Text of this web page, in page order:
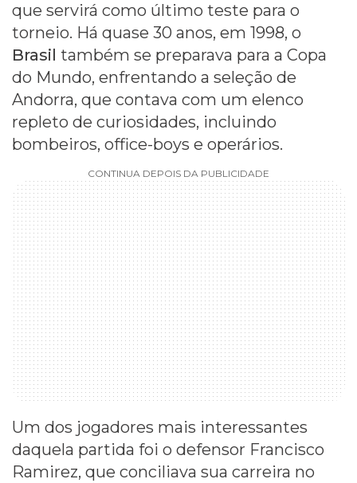
que servirá como último teste para o
torneio. Há quase 30 anos, em 1998, o
Brasil também se preparava para a Copa
do Mundo, enfrentando a seleção de
Andorra, que contava com um elenco
repleto de curiosidades, incluindo
bombeiros, office-boys e operários.
CONTINUA DEPOIS DA PUBLICIDADE
Um dos jogadores mais interessantes
daquela partida foi o defensor Francisco
Ramirez, que conciliava sua carreira no